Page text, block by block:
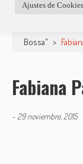
Estás aquí
Bossa" >
Fabiana
- 29 noviembre, 2015
Ajustes de Cookies